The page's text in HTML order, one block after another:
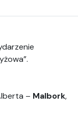
– Malbork,